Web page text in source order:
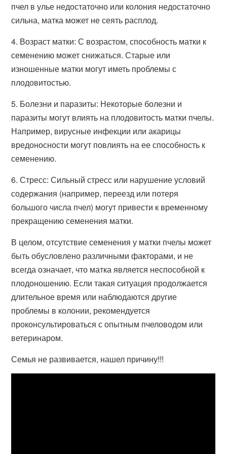
пчел в улье недостаточно или колония недостаточно
сильна, матка может не сеять расплод.
4. Возраст матки: С возрастом, способность матки к
семенению может снижаться. Старые или
изношенные матки могут иметь проблемы с
плодовитостью.
5. Болезни и паразиты: Некоторые болезни и
паразиты могут влиять на плодовитость матки пчелы.
Например, вирусные инфекции или акарицы
вредоносности могут повлиять на ее способность к
семенению.
6. Стресс: Сильный стресс или нарушение условий
содержания (например, переезд или потеря
большого числа пчел) могут привести к временному
прекращению семенения матки.
В целом, отсутствие семенения у матки пчелы может
быть обусловлено различными факторами, и не
всегда означает, что матка является неспособной к
плодоношению. Если такая ситуация продолжается
длительное время или наблюдаются другие
проблемы в колонии, рекомендуется
проконсультироваться с опытным пчеловодом или
ветеринаром.
Семья не развивается, нашел причину!!!